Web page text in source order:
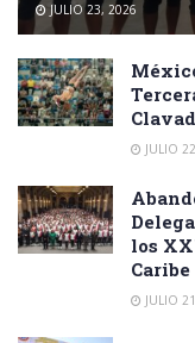
JULIO 23, 2026
JULIO
los
JULIO